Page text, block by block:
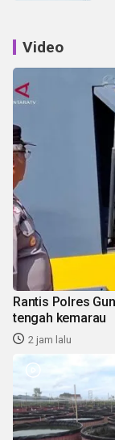
Video
Rantis Polres
tengah kemarau
2 jam lalu